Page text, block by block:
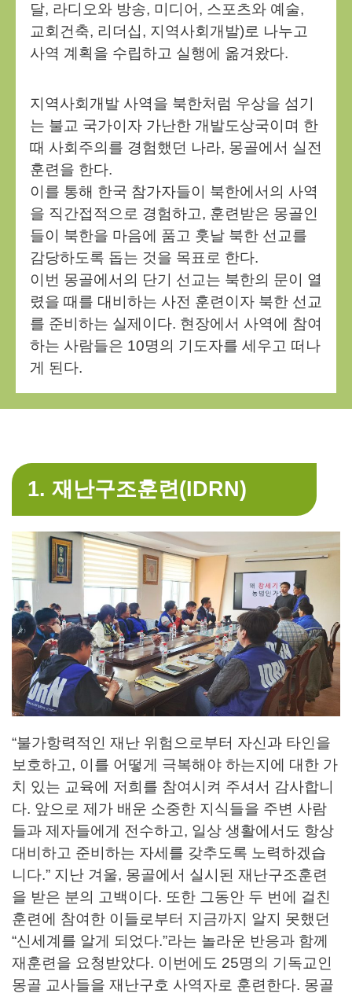
달, 라디오와 방송, 미디어, 스포츠와 예술,
교회건축, 리더십, 지역사회개발)로 나누고
사역 계획을 수립하고 실행에 옮겨왔다.
지역사회개발 사역을 북한처럼 우상을 섬기
는 불교 국가이자 가난한 개발도상국이며 한
때 사회주의를 경험했던 나라, 몽골에서 실전
훈련을 한다.
이를 통해 한국 참가자들이 북한에서의 사역
을 직간접적으로 경험하고, 훈련받은 몽골인
들이 북한을 마음에 품고 훗날 북한 선교를
감당하도록 돕는 것을 목표로 한다.
이번 몽골에서의 단기 선교는 북한의 문이 열
렸을 때를 대비하는 사전 훈련이자 북한 선교
를 준비하는 실제이다. 현장에서 사역에 참여
하는 사람들은 10명의 기도자를 세우고 떠나
게 된다.
1. 재난구조훈련(IDRN)
“불가항력적인 재난 위험으로부터 자신과 타인을
보호하고, 이를 어떻게 극복해야 하는지에 대한 가
치 있는 교육에 저희를 참여시켜 주셔서 감사합니
다. 앞으로 제가 배운 소중한 지식들을 주변 사람
들과 제자들에게 전수하고, 일상 생활에서도 항상
대비하고 준비하는 자세를 갖추도록 노력하겠습
니다.” 지난 겨울, 몽골에서 실시된 재난구조훈련
을 받은 분의 고백이다. 또한 그동안 두 번에 걸친
훈련에 참여한 이들로부터 지금까지 알지 못했던
“신세계를 알게 되었다.”라는 놀라운 반응과 함께
재훈련을 요청받았다. 이번에도 25명의 기독교인
몽골 교사들을 재난구호 사역자로 훈련한다. 몽골